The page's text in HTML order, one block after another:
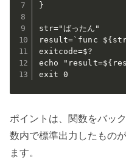
}
str="ばったん"
result=`func
exitcode=$?
echo
exit 0
ポイントは、関数をバッ
数内で標準出力したもの
ます。